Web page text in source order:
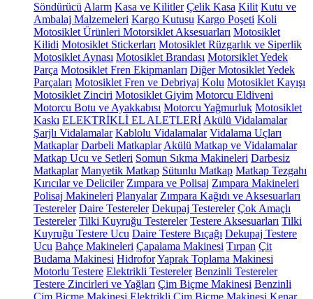
Söndürücü Alarm Kasa ve Kilitler Çelik Kasa Kilit Kutu ve
Ambalaj Malzemeleri Kargo Kutusu Kargo Poşeti Koli
Motosiklet Ürünleri Motorsiklet Aksesuarları Motosiklet
Kilidi Motosiklet Stickerları Motosiklet Rüzgarlık ve Siperlik
Motosiklet Aynası Motosiklet Brandası Motorsiklet Yedek
Parça Motosiklet Fren Ekipmanları Diğer Motosiklet Yedek
Parçaları Motosiklet Fren ve Debriyaj Kolu Motosiklet Kayışı
Motosiklet Zinciri Motosiklet Giyim Motorcu Eldiveni
Motorcu Botu ve Ayakkabısı Motorcu Yağmurluk Motosiklet
Kaskı ELEKTRİKLİ EL ALETLERİ Akülü Vidalamalar
Şarjlı Vidalamalar Kablolu Vidalamalar Vidalama Uçları
Matkaplar Darbeli Matkaplar Akülü Matkap ve Vidalamalar
Matkap Ucu ve Setleri Somun Sıkma Makineleri Darbesiz
Matkaplar Manyetik Matkap Sütunlu Matkap Matkap Tezgahı
Kırıcılar ve Deliciler Zımpara ve Polisaj Zımpara Makineleri
Polisaj Makineleri Planyalar Zımpara Kağıdı ve Aksesuarları
Testereler Daire Testereler Dekupaj Testereler Çok Amaçlı
Testereler Tilki Kuyruğu Testereler Testere Aksesuarları Tilki
Kuyruğu Testere Ucu Daire Testere Bıçağı Dekupaj Testere
Ucu Bahçe Makineleri Çapalama Makinesi Tırpan Çit
Budama Makinesi HidroforYaprak Toplama Makinesi
Motorlu Testere Elektrikli Testereler Benzinli Testereler
Testere Zincirleri ve Yağları Çim Biçme Makinesi Benzinli
Çim Biçme Makinesi Elektrikli Çim Biçme Makinesi Kenar